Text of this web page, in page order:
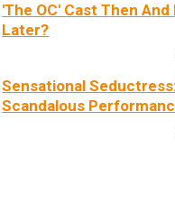
'The OC' Cast Then
Later?
Sensational
Scandalous